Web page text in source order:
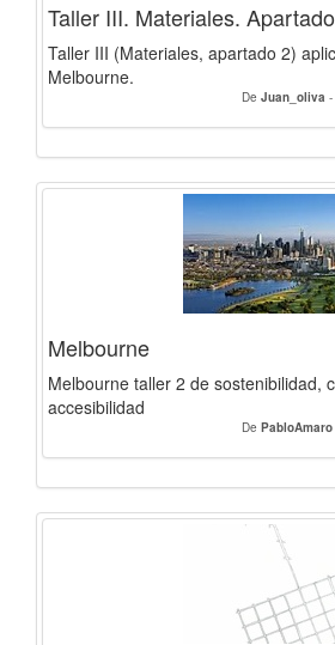
Taller III. Materiales.
Taller III (Materiales, apartado 2)
Melbourne.
De Juan_oliva -
Melbourne
Melbourne taller 2 de sostenibilidad,
accesibilidad
De PabloAmaro